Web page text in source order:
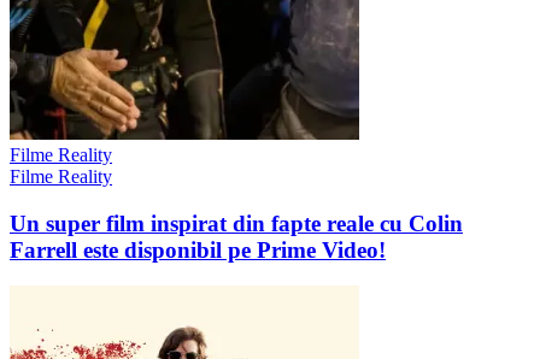
Filme Reality
Filme Reality
Un super film inspirat din fapte reale cu Colin
Farrell este disponibil pe Prime Video!